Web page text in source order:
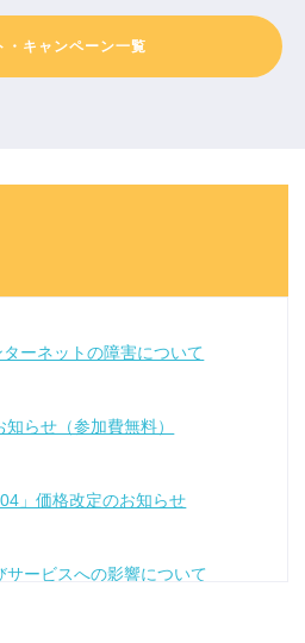
・キャンペーン一覧
ーネットの障害について
らせ（参加費無料）
」価格改定のお知らせ
ービスへの影響について